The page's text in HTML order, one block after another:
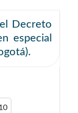
Decreto
especial